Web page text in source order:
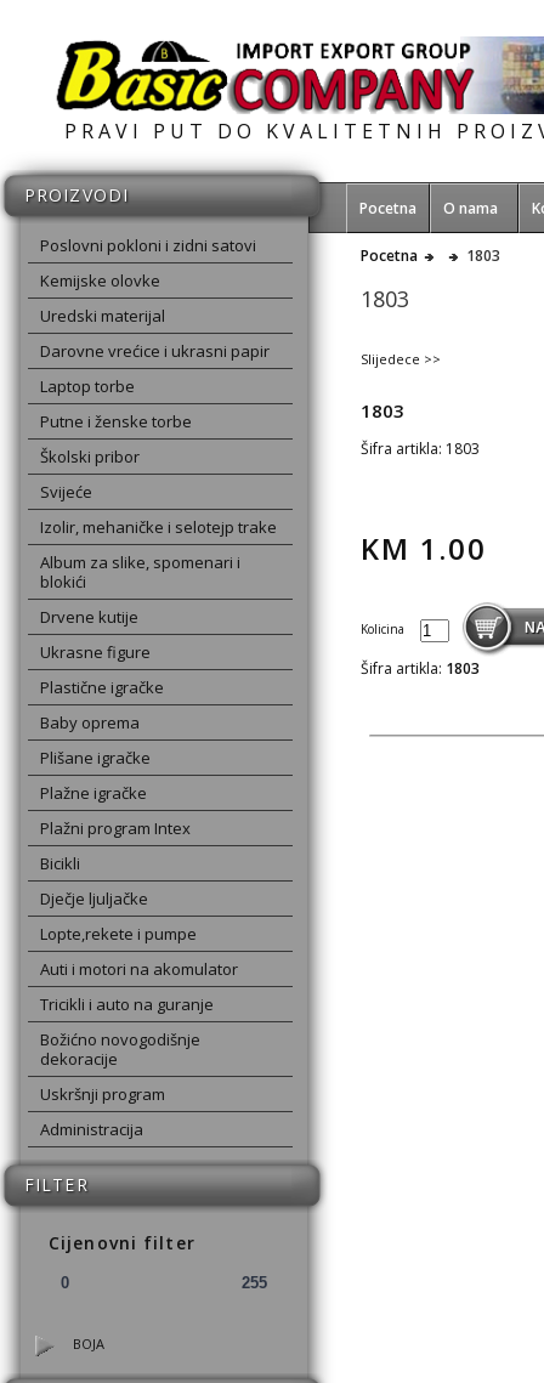
PRAVI PUT DO KVALITETNIH
Pocetna O nama
PROIZVODI
Poslovni pokloni i zidni satovi
Kemijske olovke
Uredski materijal
Darovne vrećice i ukrasni papir
Laptop torbe
Putne i ženske torbe
Školski pribor
Svijeće
Izolir, mehaničke i selotejp trake
Album za slike, spomenari i
blokići
Drvene kutije
Ukrasne figure
Plastične igračke
Baby oprema
Plišane igračke
Plažne igračke
Plažni program Intex
Bicikli
Dječje ljuljačke
Lopte,rekete i pumpe
Auti i motori na akomulator
Tricikli i auto na guranje
Božićno novogodišnje
dekoracije
Uskršnji program
Administracija
FILTER
Cijenovni filter
BOJA
Pocetna 1803
1803
Slijedece >>
1803
Šifra artikla: 1803
KM 1.00
Kolicina
Šifra artikla: 1803